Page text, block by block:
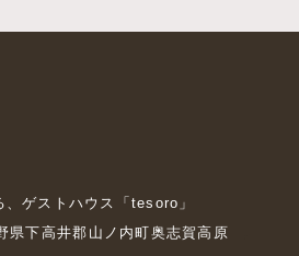
、ゲストハウス「tesoro」
下高井郡山ノ内町奥志賀高原